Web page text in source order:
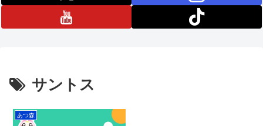
サントス
あつ森